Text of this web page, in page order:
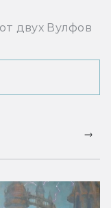
двух Вулфов